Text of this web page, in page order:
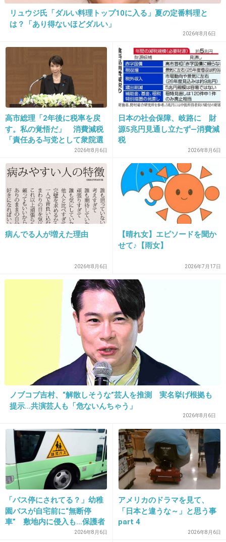
21. 匿名 2013/01/27(日) 11:49:33
AKBに入っても脱がされるだけだけどいいのか
ね？
+16 -1
22. 匿名2013/01/27(日) 11:49:56
アイドルなんてオタクがいてなりたつもんだよ
ね
出典：hokkorido.up.d.seesaa.net
+11 -1
23. 匿名2013/01/27(日) 11:50:26
2013/01/27(日) 11:50:57
アイドルなんてざっくりしすぎてるもんね。せめて歌手と
+6
芸能界は顔と人脈でしょうね
+7
本気でアイドル目指してるとかちょっとね～
リュウジ氏「ダルい料理トップ10に入る」夏の定番料理と
は？「あり得ないほどダルい」
2026年8月6日
高市総理「2年後に税率を戻
す。私の覚悟だ」 消費減税
「責任ある与党として衆院選
公約に掲げ理解賜った」2026年8月6日
日本の社会保障、岐路に 財
源5兆円見通し立たず―消費減
税
2026年8月6日
病んでる人が増えた理由
2026年8月6日
【晴れ女】エピソードを聞か
せて♪【雨女】
2026年7月17日
ノブコブ吉村、“解散しそうな”芸人を推測 実名挙げ根拠も
提示…共演芸人も「危ないんちゃう」
2026年8月6日
「バス停にされてる？」幼稚
園バスが自宅前に“無断停
車” 敷地内に侵入も…保護者
マナーに「我慢の限界」2026年8月6日
アメリカのドラマを見て、
「日本と違うな～」と思う事
part 4
2026年8月6日